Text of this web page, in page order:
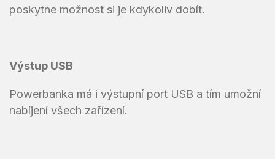
poskytne možnost si je kdykoliv dobít.
Výstup USB
Powerbanka má i výstupní port USB a tím umožní
nabíjení všech zařízení.